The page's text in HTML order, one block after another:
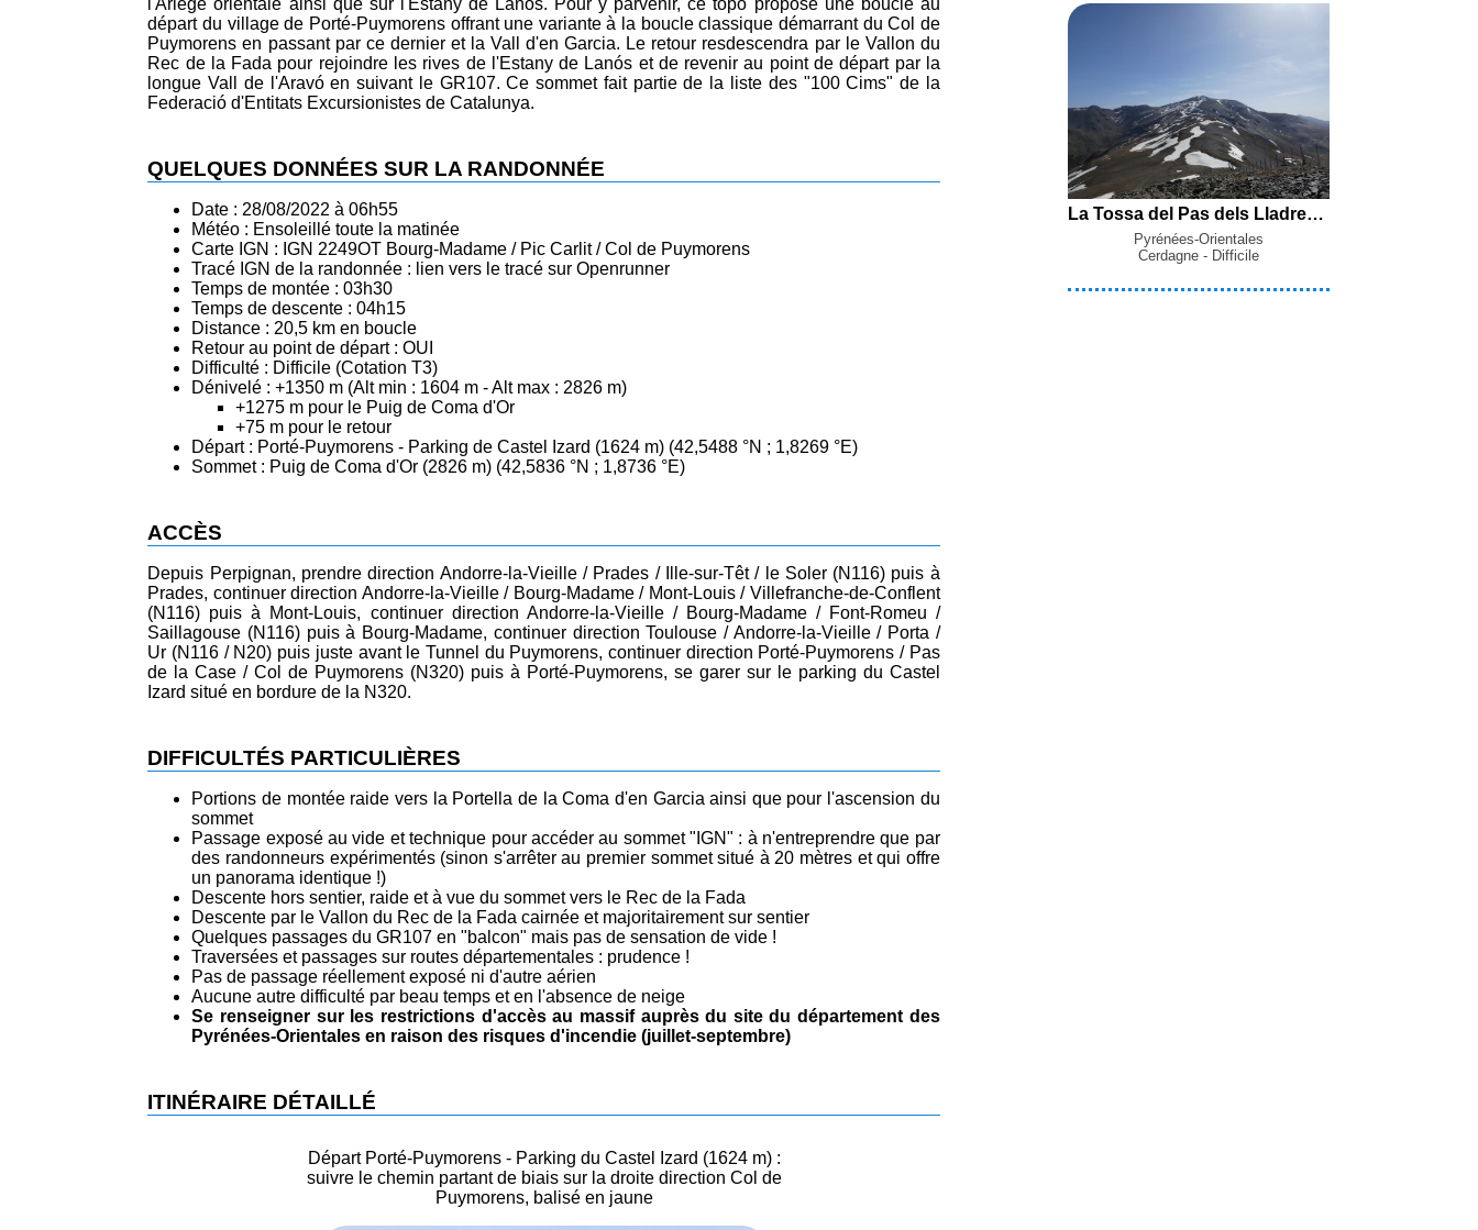
l'Ariège orientale ainsi que sur l'Estany de Lanós. Pour y parvenir, ce topo propose une boucle au
départ du village de Porté-Puymorens offrant une variante à la boucle classique démarrant du Col de
Puymorens en passant par ce dernier et la Vall d'en Garcia. Le retour resdescendra par le Vallon du
Rec de la Fada pour rejoindre les rives de l'Estany de Lanós et de revenir au point de départ par la
longue Vall de l'Aravó en suivant le GR107. Ce sommet fait partie de la liste des "100 Cims" de la
Federació d'Entitats Excursionistes de Catalunya.
QUELQUES DONNÉES SUR LA RANDONNÉE
Date : 28/08/2022 à 06h55
Météo : Ensoleillé toute la matinée
Carte IGN : IGN 2249OT Bourg-Madame / Pic Carlit / Col de Puymorens
Tracé IGN de la randonnée : lien vers le tracé sur Openrunner
Temps de montée : 03h30
Temps de descente : 04h15
Distance : 20,5 km en boucle
Retour au point de départ : OUI
Difficulté : Difficile (Cotation T3)
Dénivelé : +1350 m (Alt min : 1604 m - Alt max : 2826 m)
+1275 m pour le Puig de Coma d'Or
+75 m pour le retour
Départ : Porté-Puymorens - Parking de Castel Izard (1624 m) (42,5488 °N ; 1,8269 °E)
Sommet : Puig de Coma d'Or (2826 m) (42,5836 °N ; 1,8736 °E)
ACCÈS
Depuis Perpignan, prendre direction Andorre-la-Vieille / Prades / Ille-sur-Têt / le Soler (N116) puis à
Prades, continuer direction Andorre-la-Vieille / Bourg-Madame / Mont-Louis / Villefranche-de-Conflent
(N116) puis à Mont-Louis, continuer direction Andorre-la-Vieille / Bourg-Madame / Font-Romeu /
Saillagouse (N116) puis à Bourg-Madame, continuer direction Toulouse / Andorre-la-Vieille / Porta /
Ur (N116 / N20) puis juste avant le Tunnel du Puymorens, continuer direction Porté-Puymorens / Pas
de la Case / Col de Puymorens (N320) puis à Porté-Puymorens, se garer sur le parking du Castel
Izard situé en bordure de la N320.
DIFFICULTÉS PARTICULIÈRES
Portions de montée raide vers la Portella de la Coma d'en Garcia ainsi que pour l'ascension du
sommet
Passage exposé au vide et technique pour accéder au sommet "IGN" : à n'entreprendre que par
des randonneurs expérimentés (sinon s'arrêter au premier sommet situé à 20 mètres et qui offre
un panorama identique !)
Descente hors sentier, raide et à vue du sommet vers le Rec de la Fada
Descente par le Vallon du Rec de la Fada cairnée et majoritairement sur sentier
Quelques passages du GR107 en "balcon" mais pas de sensation de vide !
Traversées et passages sur routes départementales : prudence !
Pas de passage réellement exposé ni d'autre aérien
Aucune autre difficulté par beau temps et en l'absence de neige
Se renseigner sur les restrictions d'accès au massif auprès du site du département des
Pyrénées-Orientales en raison des risques d'incendie (juillet-septembre)
ITINÉRAIRE DÉTAILLÉ
Départ Porté-Puymorens - Parking du Castel Izard (1624 m) :
suivre le chemin partant de biais sur la droite direction Col de
Puymorens, balisé en jaune
La Tossa del Pas dels Lladres (2662 m), Pic de Dòrria (2547 m) et Pic de Duraneu (Pic de Credells) (2539 m) en boucle par la Jaça del Pau, la Borne Frontière 505, le Coll de Queralbs et la Capella de Sant Bernabeu depuis Valcebollère
Pyrénées-Orientales
Cerdagne - Difficile